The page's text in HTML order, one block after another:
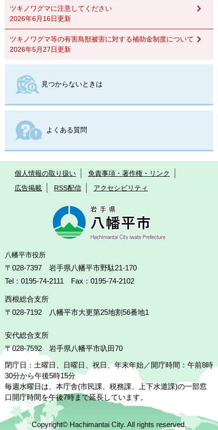
ツキノワグマに注意してください
2026年6月16日更新
ツキノワグマ等の有害鳥獣被害に対する補助金制度について
2026年5月27日更新
見つからないときは
よくある質問
個人情報の取り扱い
免責事項・著作権・リンク
広告掲載
RSS配信 アクセシビリティ
八幡平市役所
〒028-7397 岩手県八幡平市野駄21-170
Tel：0195-74-2111 Fax：0195-74-2102
西根総合支所
〒028-7192
八幡平市大更第25地割56番地1
安代総合支所
〒028-7592
岩手県八幡平市叺田70
閉庁日：土曜日、日曜日、祝日、年末年始／開庁時間：午前8時
30分から午後5時15分
毎週水曜日は、本庁舎(市民課、税務課、上下水道課)の一部窓
口開庁時間を午後7時まで延長しています。
Copyright© Hachimantai City. All rights reserved.